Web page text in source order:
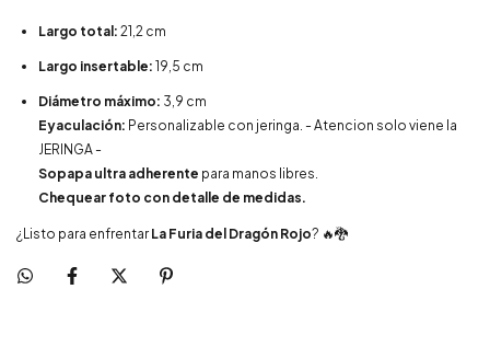
Largo total: 21,2 cm
Largo insertable: 19,5 cm
Diámetro máximo: 3,9 cm
Eyaculación: Personalizable con jeringa. - Atencion solo viene la
JERINGA -
Sopapa ultra adherente para manos libres.
Chequear foto con detalle de medidas.
¿Listo para enfrentar La Furia del Dragón Rojo? 🔥🐉